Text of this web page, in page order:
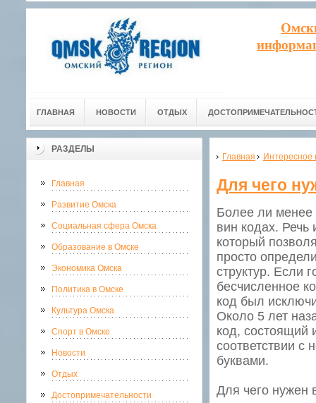
ГЛАВНАЯ НОВОСТИ ОТДЫХ
РАЗДЕЛЫ
Главная
Развитие Омска
Социальная сфера Омска
Образование в Омске
Экономика Омска
Политика в Омске
Культура Омска
Спорт в Омске
Новости
Отдых
Достопримечательности
Главная Интересное
Для чего
Более ли менее
вин кодах.
который
просто
структур. Если
бесчисленное
код был
Около 5 лет
код, состоящий
соответствии
буквами.
Для чего нужен